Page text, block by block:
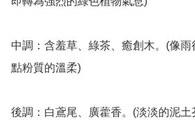
中調：含羞草、綠茶、癒創木。(像
點粉質的溫柔)
後調：白鳶尾、廣藿香。(淡淡的泥